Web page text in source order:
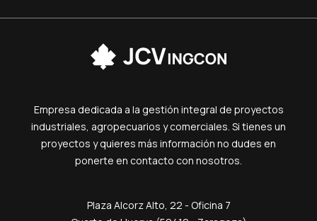
Empresa dedicada a la gestión integral de proyectos
industriales, agropecuarios y comerciales. Si tienes un
proyectos y quieres más información no dudes en
ponerte en contacto con nosotros.
Plaza Alcorz Alto, 22 - Oficina 7